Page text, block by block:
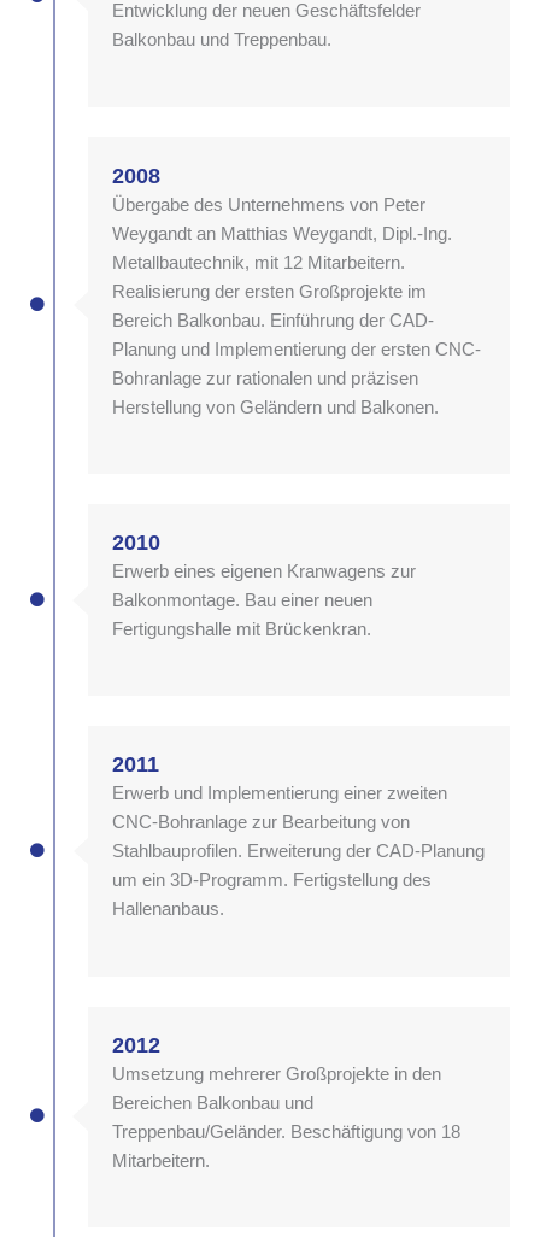
Entwicklung der neuen Geschäftsfelder
Balkonbau und Treppenbau.
2008
Übergabe des Unternehmens von Peter
Weygandt an Matthias Weygandt, Dipl.-Ing.
Metallbautechnik, mit 12 Mitarbeitern.
Realisierung der ersten Großprojekte im
Bereich Balkonbau. Einführung der CAD-
Planung und Implementierung der ersten CNC-
Bohranlage zur rationalen und präzisen
Herstellung von Geländern und Balkonen.
2010
Erwerb eines eigenen Kranwagens zur
Balkonmontage. Bau einer neuen
Fertigungshalle mit Brückenkran.
2011
Erwerb und Implementierung einer zweiten
CNC-Bohranlage zur Bearbeitung von
Stahlbauprofilen. Erweiterung der CAD-Planung
um ein 3D-Programm. Fertigstellung des
Hallenanbaus.
2012
Umsetzung mehrerer Großprojekte in den
Bereichen Balkonbau und
Treppenbau/Geländer. Beschäftigung von 18
Mitarbeitern.